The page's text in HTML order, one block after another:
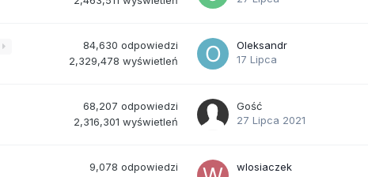
84,630 odpowiedzi
2,329,478 wyświetleń
Oleksandr
17 Lipca
68,207 odpowiedzi
2,316,301 wyświetleń
Gość
27 Lipca 2021
9,078 odpowiedzi
wlosiaczek